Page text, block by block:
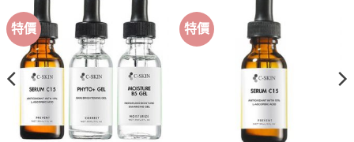
特價 特價